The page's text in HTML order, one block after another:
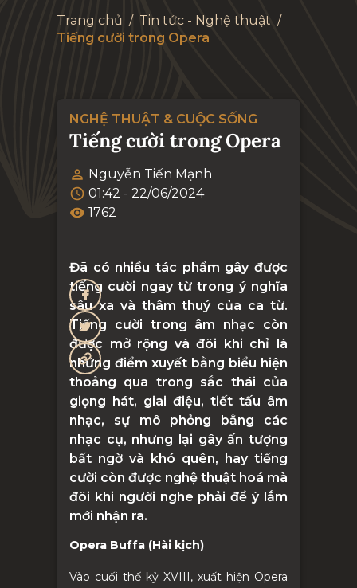
Trang chủ / Tin tức - Nghệ thuật /
Tiếng cười trong Opera
NGHỆ THUẬT & CUỘC SỐNG
Tiếng cười trong Opera
Nguyễn Tiến Mạnh
01:42 - 22/06/2024
1762
Đã có nhiều tác phẩm gây được
tiếng cười ngay từ trong ý nghĩa
sâu xa và thâm thuý của ca từ.
Tiếng cười trong âm nhạc còn
được mở rộng và đôi khi chỉ là
những điểm xuyết bằng biểu hiện
thoảng qua trong sắc thái của
giọng hát, giai điệu, tiết tấu âm
nhạc, sự mô phỏng bằng các
nhạc cụ, nhưng lại gây ấn tượng
bất ngờ và khó quên, hay tiếng
cười còn được nghệ thuật hoá mà
đôi khi người nghe phải để ý lắm
mới nhận ra.
Opera Buffa (Hài kịch)
Vào cuối thế kỷ XVIII, xuất hiện Opera